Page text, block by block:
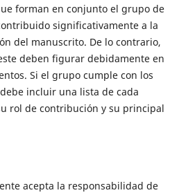
forman en conjunto el grupo de
significativamente a la
del manuscrito. De lo contrario,
deben figurar debidamente en
Si el grupo cumple con los
incluir una lista de cada
rol de contribución y su principal
acepta la responsabilidad de